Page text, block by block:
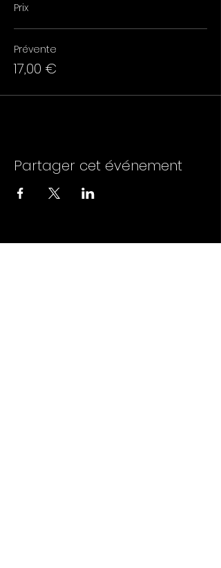
Prix
Prévente
17,00 €
Partager cet événement